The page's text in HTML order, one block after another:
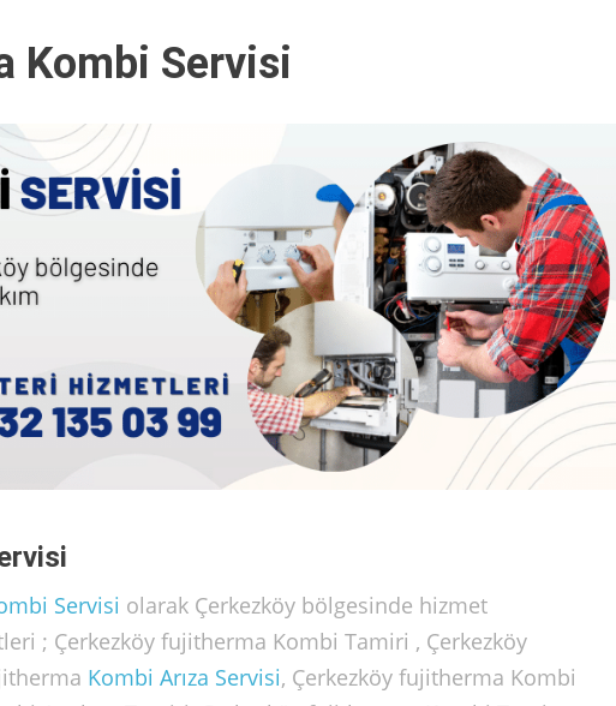
Kombi Servisi
Servisi olarak Çerkezköy bölgesinde hizmet
; Çerkezköy fujitherma Kombi Tamiri , Çerkezköy
Kombi Arıza Servisi, Çerkezköy fujitherma Kombi